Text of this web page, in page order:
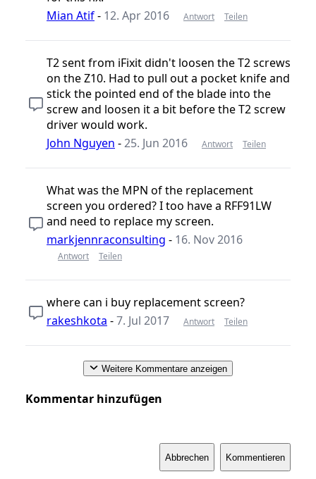
Mian Atif- 12. Apr 2016 Antwort Teilen
T2 sent from iFixit didn't loosen the T2 screws
on the Z10. Had to pull out a pocket knife and
stick the pointed end of the blade into the
screw and loosen it a bit before the T2 screw
driver would work.
John Nguyen -25. Jun 2016 Antwort Teilen
What was the MPN of the replacement
screen you ordered? I too have a RFF91LW
and need to replace my screen.
markjennraconsulting - 16. Nov 2016
Antwort Teilen
where can i buy replacement screen?
rakeshkota -7. Jul 2017 Antwort Teilen
Weitere Kommentare anzeigen
Kommentar hinzufügen
Abbrechen Kommentieren